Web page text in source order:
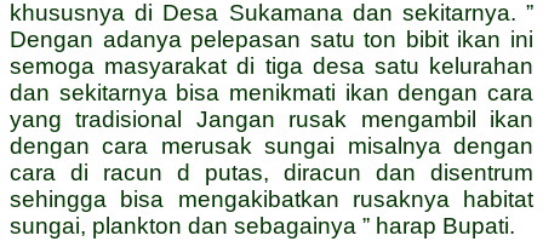
khususnya di Desa Sukamana dan sekitarnya. ”
Dengan adanya pelepasan satu ton bibit ikan ini
semoga masyarakat di tiga desa satu kelurahan
dan sekitarnya bisa menikmati ikan dengan cara
yang tradisional Jangan rusak mengambil ikan
dengan cara merusak sungai misalnya dengan
cara di racun d putas, diracun dan disentrum
sehingga bisa mengakibatkan rusaknya habitat
sungai, plankton dan sebagainya ” harap Bupati.